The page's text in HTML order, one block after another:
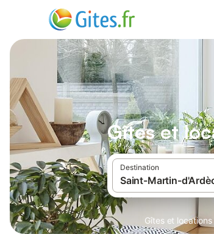
Gîtes et
Destination
Gîtes et